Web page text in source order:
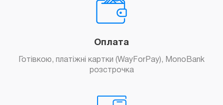
Оплата
Готівкою, платіжні картки (WayForPay), MonoBank
розстрочка